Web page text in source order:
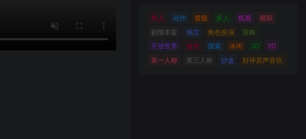
单人 动作 冒险 多人 氛围
模拟
剧情丰富
独立 角色扮演
策略
开放世界
合作 探索 休闲 3D
2D
第一人称
第三人称 沙盒 好评原声音轨